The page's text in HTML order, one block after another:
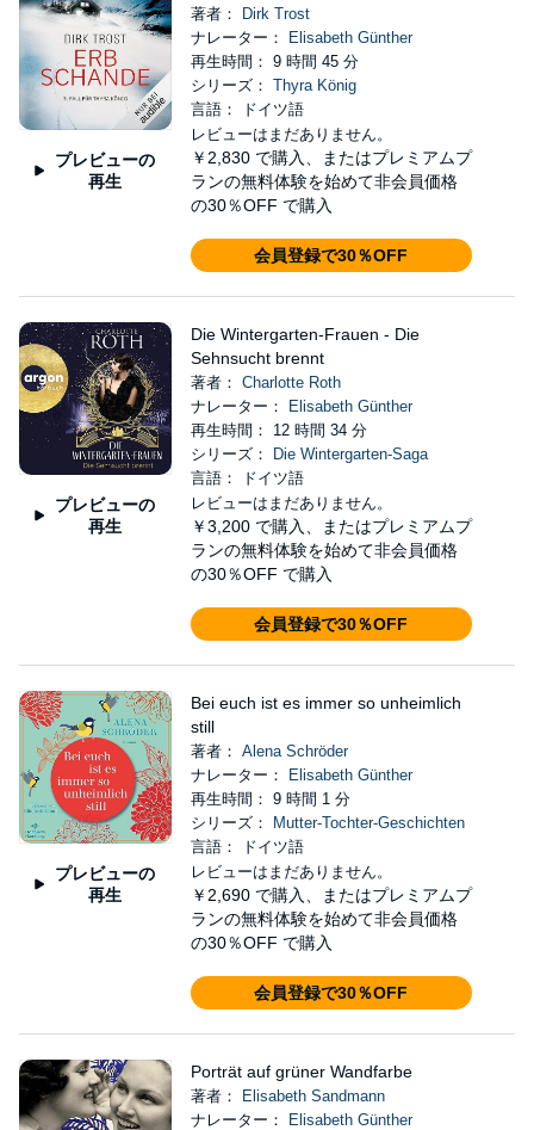
プレビューの
再生
著者：
Dirk Trost
ナレーター：
Elisabeth Günther
再生時間： 9 時間 45 分
シリーズ： Thyra König
言語： ドイツ語
レビューはまだありません。
￥2,830 で購入、またはプレミアムプ
ランの無料体験を始めて非会員価格
の30％OFF で購入
会員登録で30％OFF
プレビューの
再生
Die Wintergarten-Frauen - Die
Sehnsucht brennt
著者： Charlotte Roth
ナレーター：
Elisabeth Günther
再生時間： 12 時間 34 分
シリーズ：
Die Wintergarten-Saga
言語： ドイツ語
レビューはまだありません。
￥3,200 で購入、またはプレミアムプ
ランの無料体験を始めて非会員価格
の30％OFF で購入
会員登録で30％OFF
プレビューの
再生
Bei euch ist es immer so unheimlich
still
著者： Alena Schröder
ナレーター：
Elisabeth Günther
再生時間： 9 時間 1 分
シリーズ：
Mutter-Tochter-Geschichten
言語： ドイツ語
レビューはまだありません。
￥2,690 で購入、またはプレミアムプ
ランの無料体験を始めて非会員価格
の30％OFF で購入
会員登録で30％OFF
Porträt auf grüner Wandfarbe
著者：
Elisabeth Sandmann
ナレーター：
Elisabeth Günther